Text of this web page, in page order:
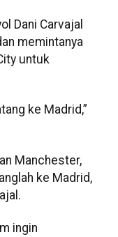
Dani Carvajal
memintanya
untuk
ke Madrid,”
Manchester,
ke Madrid,
ingin